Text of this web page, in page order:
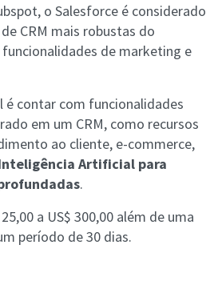
o Salesforce é considerado
CRM mais robustas do
de marketing e
é contar com funcionalidades
em um CRM, como recursos
ao cliente, e-commerce,
Artificial para
.
a US$ 300,00 além de uma
período de 30 dias.